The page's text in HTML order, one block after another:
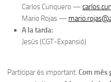
Carlos Cunquero —
Mario Rojas —
A la tarda:
Jesús (CGT-Expansió)
Participar és important. Com més